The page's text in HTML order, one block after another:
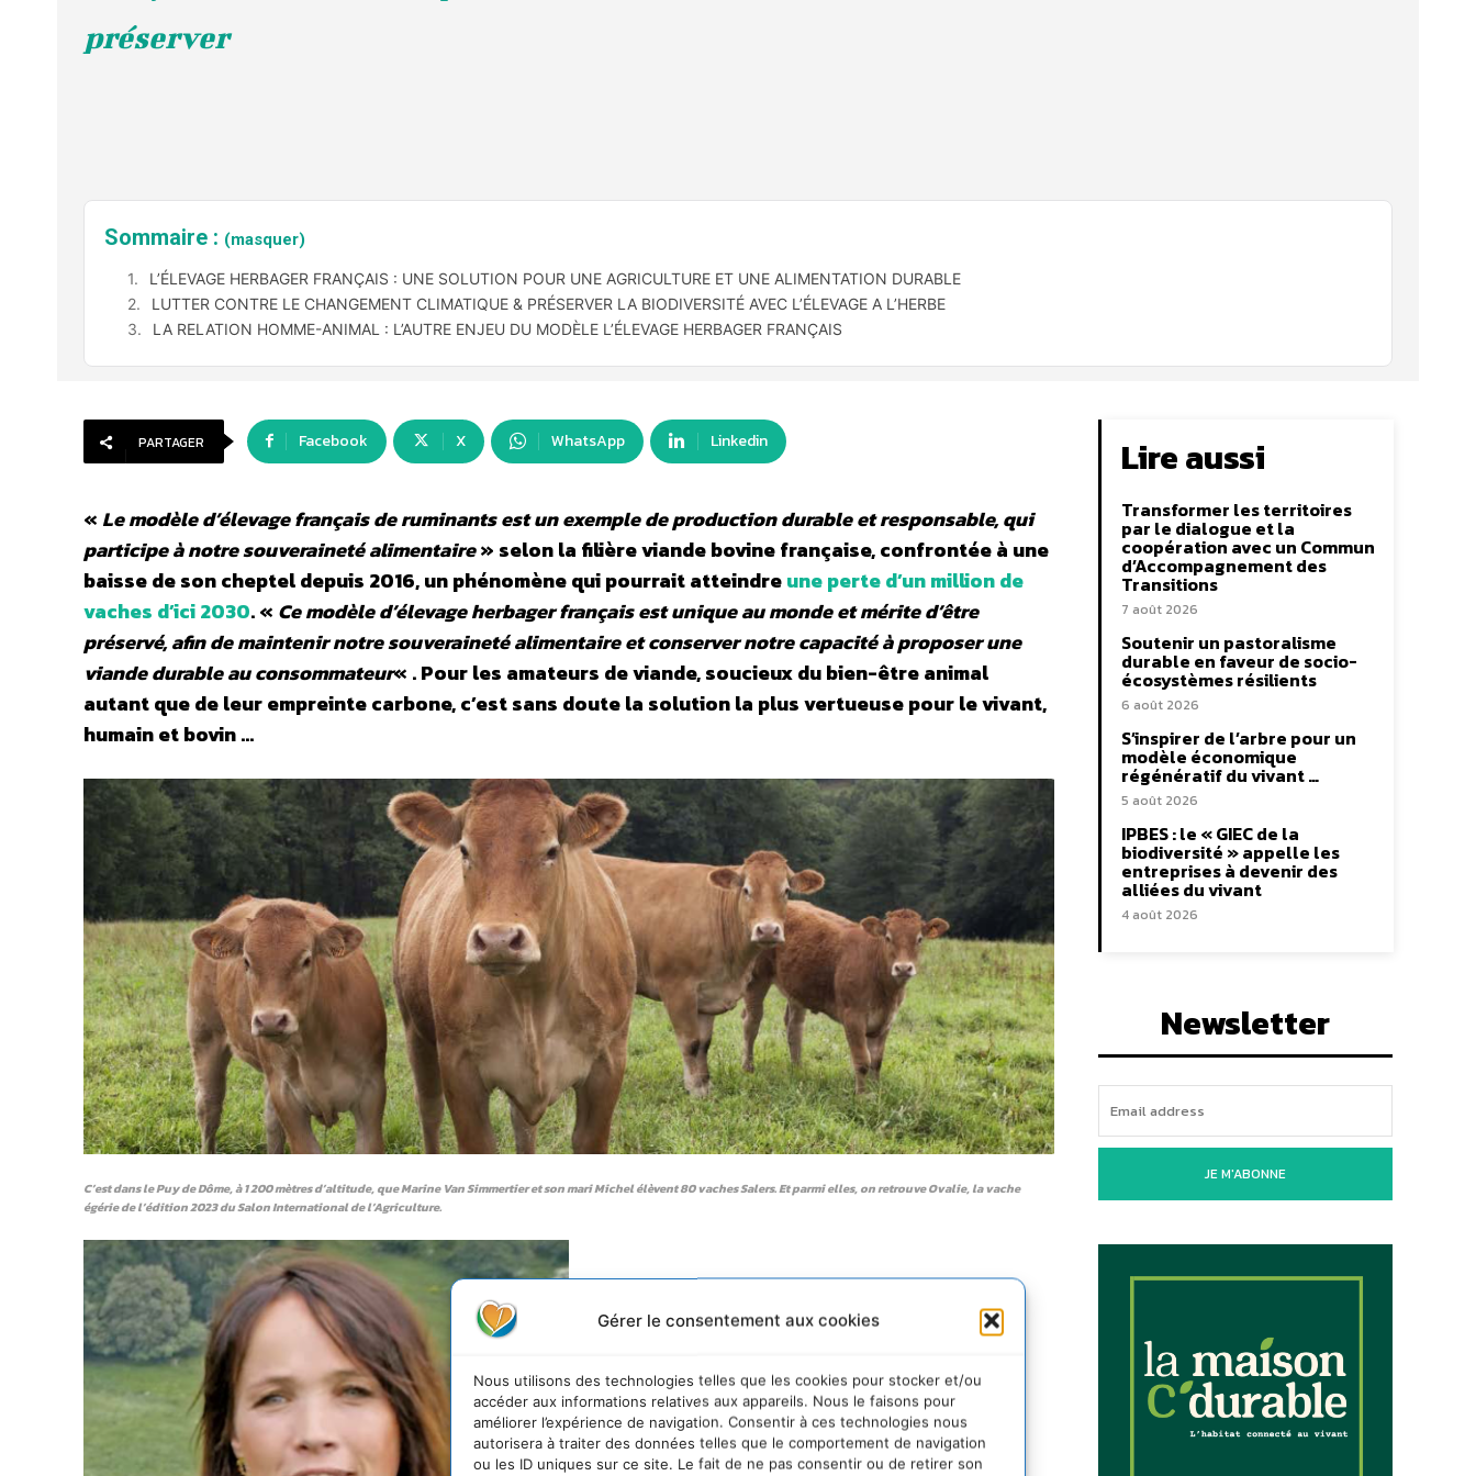
Gérer le consentement aux cookies
Nous utilisons des technologies telles que les cookies pour stocker et/ou
accéder aux informations relatives aux appareils. Nous le faisons pour
améliorer l’expérience de navigation. Consentir à ces technologies nous
autorisera à traiter des données telles que le comportement de navigation
ou les ID uniques sur ce site. Le fait de ne pas consentir ou de retirer son
préserver
Sommaire : (masquer)
L’ÉLEVAGE HERBAGER FRANÇAIS : UNE SOLUTION POUR UNE AGRICULTURE ET UNE ALIMENTATION DURABLE
LUTTER CONTRE LE CHANGEMENT CLIMATIQUE & PRÉSERVER LA BIODIVERSITÉ AVEC L’ÉLEVAGE A L’HERBE
LA RELATION HOMME-ANIMAL : L’AUTRE ENJEU DU MODÈLE L’ÉLEVAGE HERBAGER FRANÇAIS
PARTAGER Facebook X WhatsApp Linkedin
« Le modèle d’élevage français de ruminants est un exemple de production durable et responsable, qui
participe à notre souveraineté alimentaire» selon la filière viande bovine française, confrontée à une
baisse de son cheptel depuis 2016, un phénomène qui pourrait atteindreune perte d’un million de
vaches d’ici 2030. « Ce modèle d’élevage herbager français est unique au monde et mérite d’être
préservé, afin de maintenir notre souveraineté alimentaire et conserver notre capacité à proposer une
viande durable au consommateur« . Pour les amateurs de viande, soucieux du bien-être animal
autant que de leur empreinte carbone, c’est sans doute la solution la plus vertueuse pour le vivant,
humain et bovin …
C’est dans le Puy de Dôme, à 1 200 mètres d’altitude, que Marine Van Simmertier et son mari Michel élèvent 80 vaches Salers. Et parmi elles, on retrouve Ovalie, la vache
égérie de l’édition 2023 du Salon International de l’Agriculture.
ÉLEVEUSE DE VACHES SALERS DANS LE PUY
«Chez nous, avec Michel, nous avons 40
vaches chacun. Cela reste une exploitation à
Lire aussi
Transformer les territoires
par le dialogue et la
coopération avec un Commun
d’Accompagnement des
Transitions
7 août 2026
Soutenir un pastoralisme
durable en faveur de socio-
écosystèmes résilients
6 août 2026
S’inspirer de l’arbre pour un
modèle économique
régénératif du vivant …
5 août 2026
IPBES : le « GIEC de la
biodiversité » appelle les
entreprises à devenir des
alliées du vivant
4 août 2026
Newsletter
JE M'ABONNE